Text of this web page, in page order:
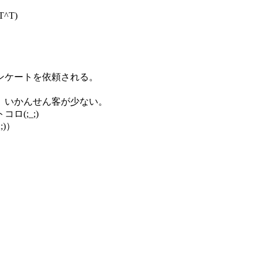
ートを依頼される。
かんせん客が少ない。
コロ(;_;)